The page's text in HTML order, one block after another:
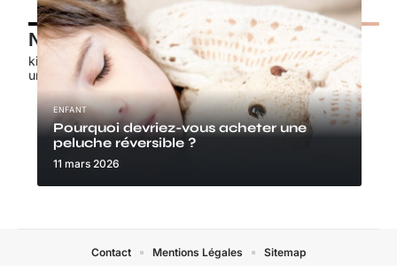
ENFANT
Pourquoi devriez-vous acheter une
peluche réversible ?
11 mars 2026
Nos petits chouchous
kids-promo.fr
unbrindefil.fr
Contact Mentions Légales Sitemap